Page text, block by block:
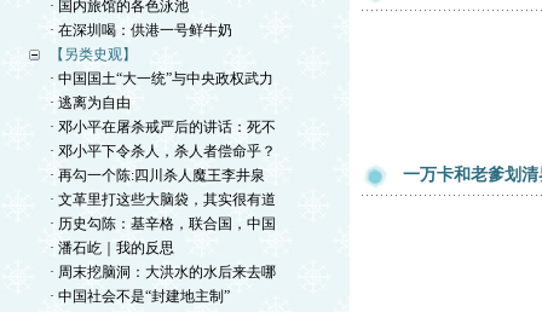
· 国内旅馆的各色泳池
· 在深圳喝：供港一号鲜牛奶
【另类史观】
· 中国国土“大一统”与中央政权武力
· 逃离为自由
· 邓小平在屠杀戒严后的讲话：死不
· 邓小平下令杀人，杀人者偿命乎？
· 再勾一个陈:四川杀人魔王李井泉
· 文革里打这些大脑袋，其实很有道
· 历史勾陈：基辛格，联合国，中国
· 潘石屹｜我的反思
· 周末挖脑洞：大洪水的水后来去哪
· 中国社会不是“封建地主制”
一万卡和老爹划清